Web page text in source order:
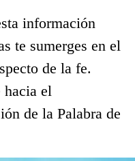
información
te sumerges en el
de la fe.
hacia el
de la Palabra de